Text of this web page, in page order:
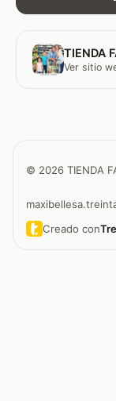
TIENDA
Ver sitio
© 2026 TIENDA
Creado con